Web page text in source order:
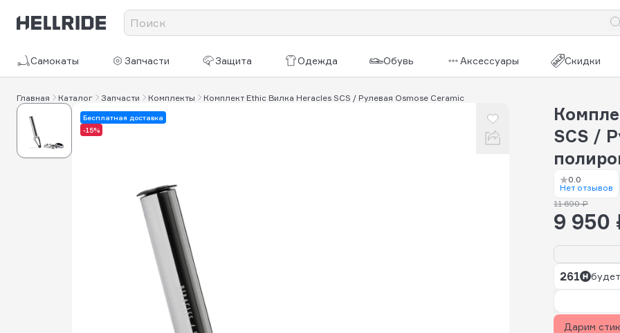
Самокаты Запчасти Защита Одежда Обувь Аксессуары Скидки
Главная Каталог Запчасти Комплекты Комплект Ethic Вилка Heracles SCS / Рулевая Osmose Ceramic
Бесплатная доставка
-15%
SCS /
0.0
Нет отзывов
11 690 ₽
9 950
261
Дарим